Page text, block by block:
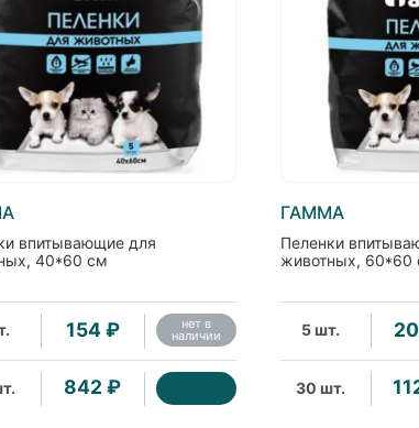
впитывающие для
40*60 см
154 ₽ нет в
наличии
842 ₽
ГАММА
Пеленки
животных, 60*60
5 шт.
30 шт.